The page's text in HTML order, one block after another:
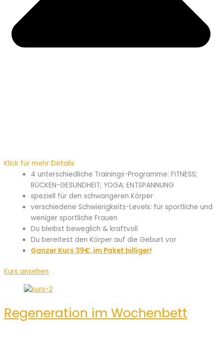
Klick für mehr Details
4 unterschiedliche Trainings-Programme: FITNESS;
RÜCKEN-GESUNDHEIT; YOGA; ENTSPANNUNG
speziell für den schwangeren Körper
verschiedene Schwierigkeits-Levels: für sportliche und
weniger sportliche Frauen
Du bleibst beweglich & kraftvoll
Du bereitest den Körper auf die Geburt vor
Ganzer Kurs 39€, im Paket billiger!
Kurs ansehen
Regeneration im Wochenbett